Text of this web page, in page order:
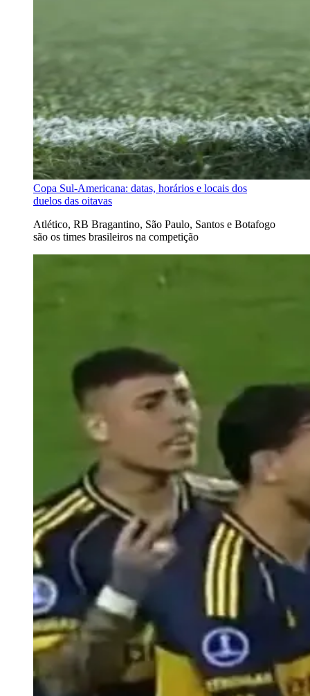
Copa Sul-Americana: datas, horários e locais dos
duelos das oitavas
Atlético, RB Bragantino, São Paulo, Santos e Botafogo
são os times brasileiros na competição